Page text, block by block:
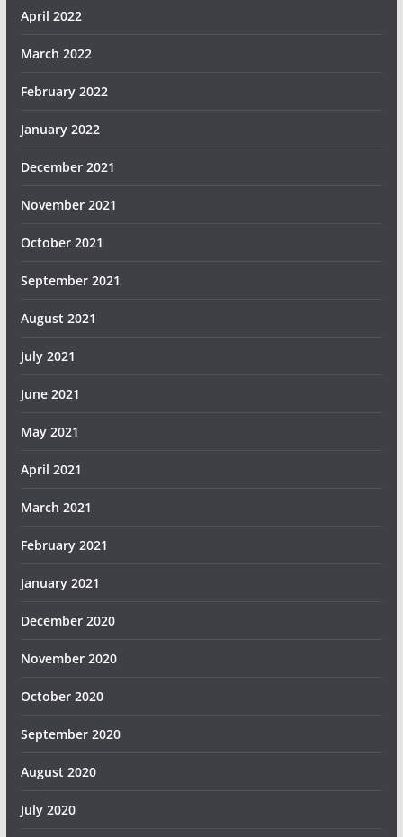
April 2022
March 2022
February 2022
January 2022
December 2021
November 2021
October 2021
September 2021
August 2021
July 2021
June 2021
May 2021
April 2021
March 2021
February 2021
January 2021
December 2020
November 2020
October 2020
September 2020
August 2020
July 2020